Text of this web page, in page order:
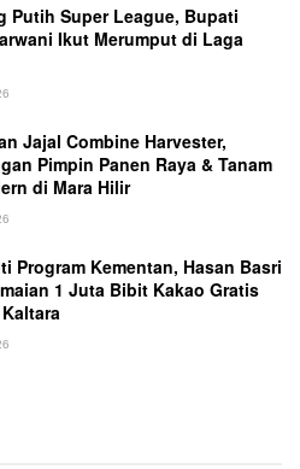
Putih Super League, Bupati
Ikut Merumput di Laga
Jajal Combine Harvester,
Pimpin Panen Raya & Tanam
di Mara Hilir
Program Kementan, Hasan Basri
1 Juta Bibit Kakao Gratis